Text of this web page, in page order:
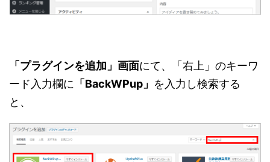
「プラグインを追加」画面にて、「右上」のキーワ
ード入力欄に 「BackWPup」 を入力し検索する
と、